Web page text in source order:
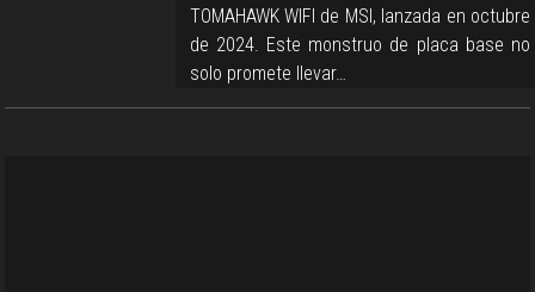
TOMAHAWK WIFI de MSI, lanzada en octubre
de 2024. Este monstruo de placa base no
solo promete llevar…